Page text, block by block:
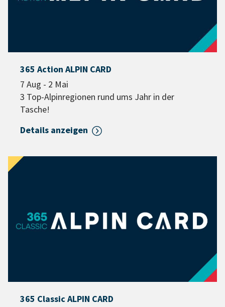
365 Action ALPIN CARD
7 Aug - 2 Mai
3 Top-Alpinregionen rund ums Jahr in der
Tasche!
Details anzeigen
365 Classic ALPIN CARD